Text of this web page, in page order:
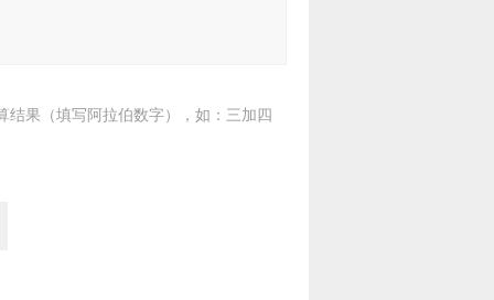
结果（填写阿拉伯数字），如：三加四